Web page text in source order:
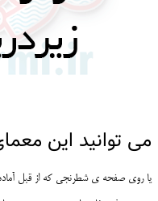
می توانید این
یا روی صفحه ی شطرنجی که از قبل آماده